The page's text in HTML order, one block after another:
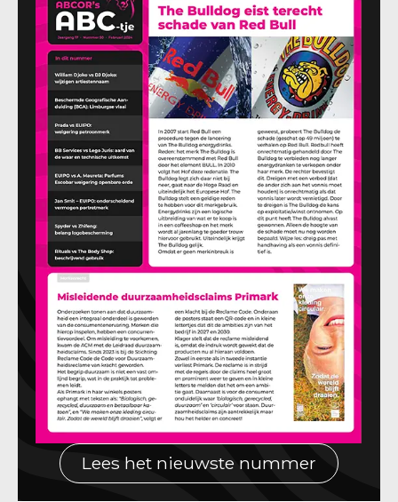
Lees het nieuwste nummer